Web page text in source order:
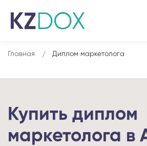
Главная Диплом маркетолога
Купить диплом
маркетолога в